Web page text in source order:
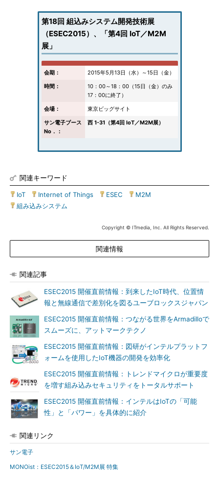
第18回 組込みシステム開発技術展
（ESEC2015）、「第4回 IoT／M2M
展」
会期：
2015年5月13日（水）～15日（金）
時間：
10：00～18：00（15日（金）のみ
17：00に終了）
会場：
東京ビッグサイト
サン電子ブース
No．：
西 1-31（第4回 IoT／M2M展）
関連キーワード
IoT Internet of Things ESEC M2M
組み込みシステム
Copyright © ITmedia, Inc. All Rights Reserved.
関連情報
関連記事
ESEC2015 開催直前情報：到来したIoT時代、位置情
報と無線通信で差別化を図るユーブロックスジャパン
ESEC2015 開催直前情報：つながる世界をArmadilloで
スムーズに、アットマークテクノ
ESEC2015 開催直前情報：図研がインテルプラットフ
ォームを使用したIoT機器の開発を効率化
ESEC2015 開催直前情報：トレンドマイクロが重要度
を増す組み込みセキュリティをトータルサポート
ESEC2015 開催直前情報：インテルはIoTの「可能
性」と「パワー」を具体的に紹介
関連リンク
サン電子
MONOist：ESEC2015＆IoT/M2M展 特集